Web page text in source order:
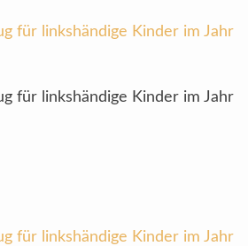
für linkshändige Kinder im Jahr
für linkshändige Kinder im Jahr
für linkshändige Kinder im Jahr